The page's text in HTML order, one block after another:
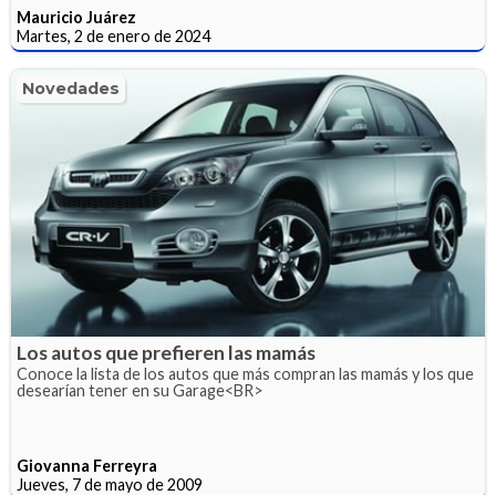
Mauricio Juárez
Martes, 2 de enero de 2024
Novedades
Los autos que prefieren las mamás
Conoce la lista de los autos que más compran las mamás y los que
desearían tener en su Garage<BR>
Giovanna Ferreyra
Jueves, 7 de mayo de 2009